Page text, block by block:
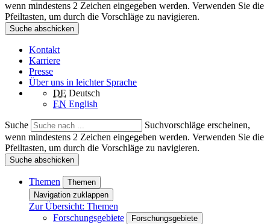
wenn mindestens 2 Zeichen eingegeben werden. Verwenden Sie die
Pfeiltasten, um durch die Vorschläge zu navigieren.
Suche abschicken
Kontakt
Karriere
Presse
Über uns in leichter Sprache
DE Deutsch
EN English
Suche
Suchvorschläge erscheinen,
wenn mindestens 2 Zeichen eingegeben werden. Verwenden Sie die
Pfeiltasten, um durch die Vorschläge zu navigieren.
Suche abschicken
Themen
Themen
Navigation zuklappen
Zur Übersicht: Themen
Forschungsgebiete
Forschungsgebiete